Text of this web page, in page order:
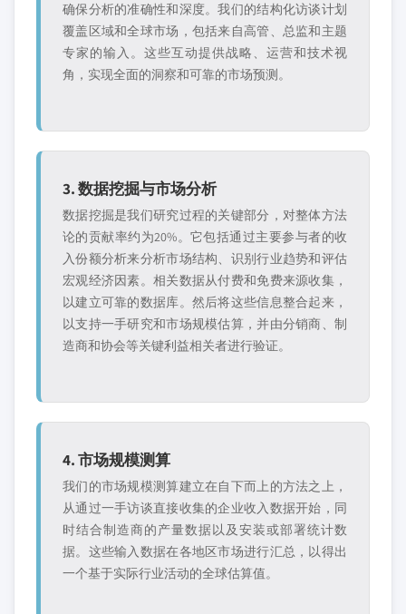
确保分析的准确性和深度。我们的结构化访谈计划
覆盖区域和全球市场，包括来自高管、总监和主题
专家的输入。这些互动提供战略、运营和技术视
角，实现全面的洞察和可靠的市场预测。
3. 数据挖掘与市场分析
数据挖掘是我们研究过程的关键部分，对整体方法
论的贡献率约为20%。它包括通过主要参与者的收
入份额分析来分析市场结构、识别行业趋势和评估
宏观经济因素。相关数据从付费和免费来源收集，
以建立可靠的数据库。然后将这些信息整合起来，
以支持一手研究和市场规模估算，并由分销商、制
造商和协会等关键利益相关者进行验证。
4. 市场规模测算
我们的市场规模测算建立在自下而上的方法之上，
从通过一手访谈直接收集的企业收入数据开始，同
时结合制造商的产量数据以及安装或部署统计数
据。这些输入数据在各地区市场进行汇总，以得出
一个基于实际行业活动的全球估算值。